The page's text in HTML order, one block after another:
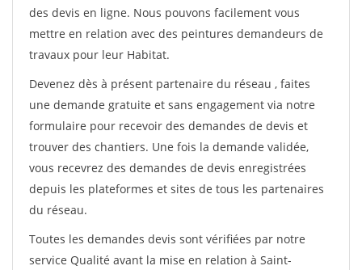
des devis en ligne. Nous pouvons facilement vous
mettre en relation avec des peintures demandeurs de
travaux pour leur Habitat.
Devenez dès à présent partenaire du réseau , faites
une demande gratuite et sans engagement via notre
formulaire pour recevoir des demandes de devis et
trouver des chantiers. Une fois la demande validée,
vous recevrez des demandes de devis enregistrées
depuis les plateformes et sites de tous les partenaires
du réseau.
Toutes les demandes devis sont vérifiées par notre
service Qualité avant la mise en relation à Saint-